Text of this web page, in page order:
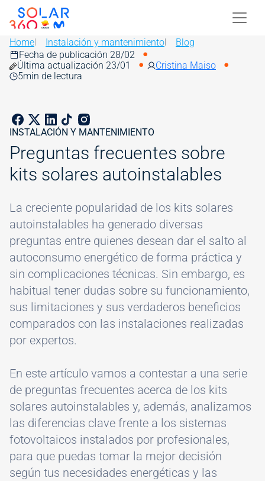
Skip to main content
Image
Home Instalación y mantenimiento
Blog
Fecha de publicación 28/02
Última actualización 23/01
Cristina Maiso
5min de lectura
INSTALACIÓN Y MANTENIMIENTO
Preguntas frecuentes sobre
kits solares autoinstalables
La creciente popularidad de los kits solares
autoinstalables ha generado diversas
preguntas entre quienes desean dar el salto al
autoconsumo energético de forma práctica y
sin complicaciones técnicas. Sin embargo, es
habitual tener dudas sobre su funcionamiento,
sus limitaciones y sus verdaderos beneficios
comparados con las instalaciones realizadas
por expertos.
En este artículo vamos a contestar a una serie
de preguntas frecuentes acerca de los kits
solares autoinstalables y, además, analizamos
las diferencias clave frente a los sistemas
fotovoltaicos instalados por profesionales,
para que puedas tomar la mejor decisión
según tus necesidades energéticas y las